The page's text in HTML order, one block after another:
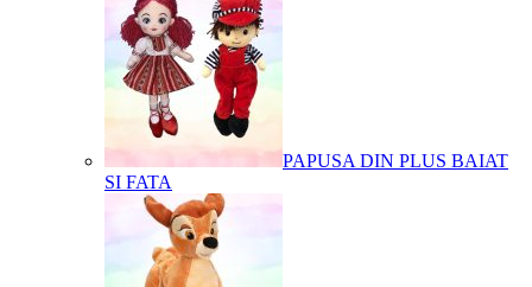
PAPUSA DIN PLUS BAIAT
SI FATA